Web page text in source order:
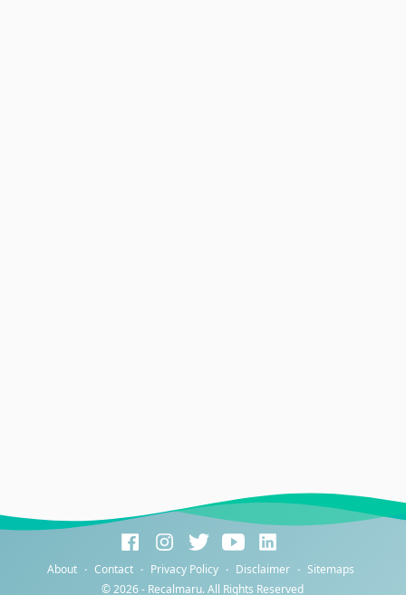
About Contact Privacy Policy Disclaimer
Sitemaps
©2026 - Recalmaru. All Rights Reserved